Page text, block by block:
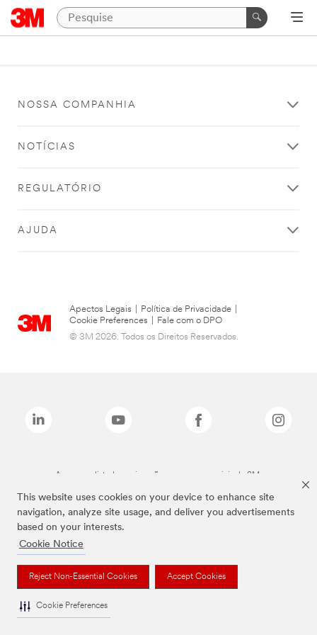
This website uses cookies on your device to enhance site
navigation, analyze site usage, and deliver you advertisements
based on your interests.
Cookie Notice
Reject Non-Essential Cookies Accept Cookies
Cookie Preferences
NOSSA COMPANHIA
NOTÍCIAS
REGULATÓRIO
AJUDA
Apectos Legais Política de Privacidade
Cookie Preferences
Fale com o DPO
© 3M 2026. Todos os Direitos Reservados.
As marcas listadas a cima são marcas comerciais da 3M.